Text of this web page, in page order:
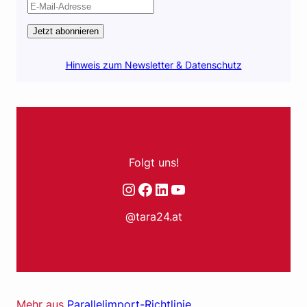
Jetzt abonnieren
Hinweis zum Newsletter & Datenschutz
Folgt uns!
Instagram
Facebook
LinkedIn
YouTube
@tara24.at